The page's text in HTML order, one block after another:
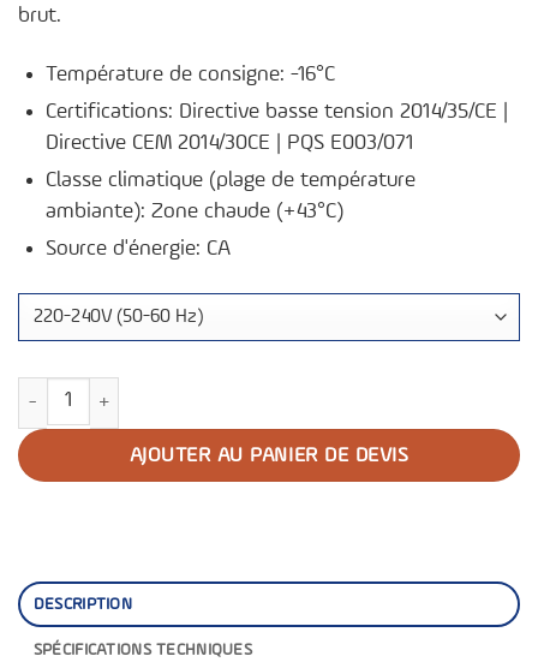
brut.
Température de consigne: -16°C
Certifications: Directive basse tension 2014/35/CE |
Directive CEM 2014/30CE | PQS E003/071
Classe climatique (plage de température
ambiante): Zone chaude (+43°C)
Source d'énergie: CA
quantité de Congélateur Waterpack TFW 3000 AC
AJOUTER AU PANIER DE DEVIS
DESCRIPTION
SPÉCIFICATIONS TECHNIQUES